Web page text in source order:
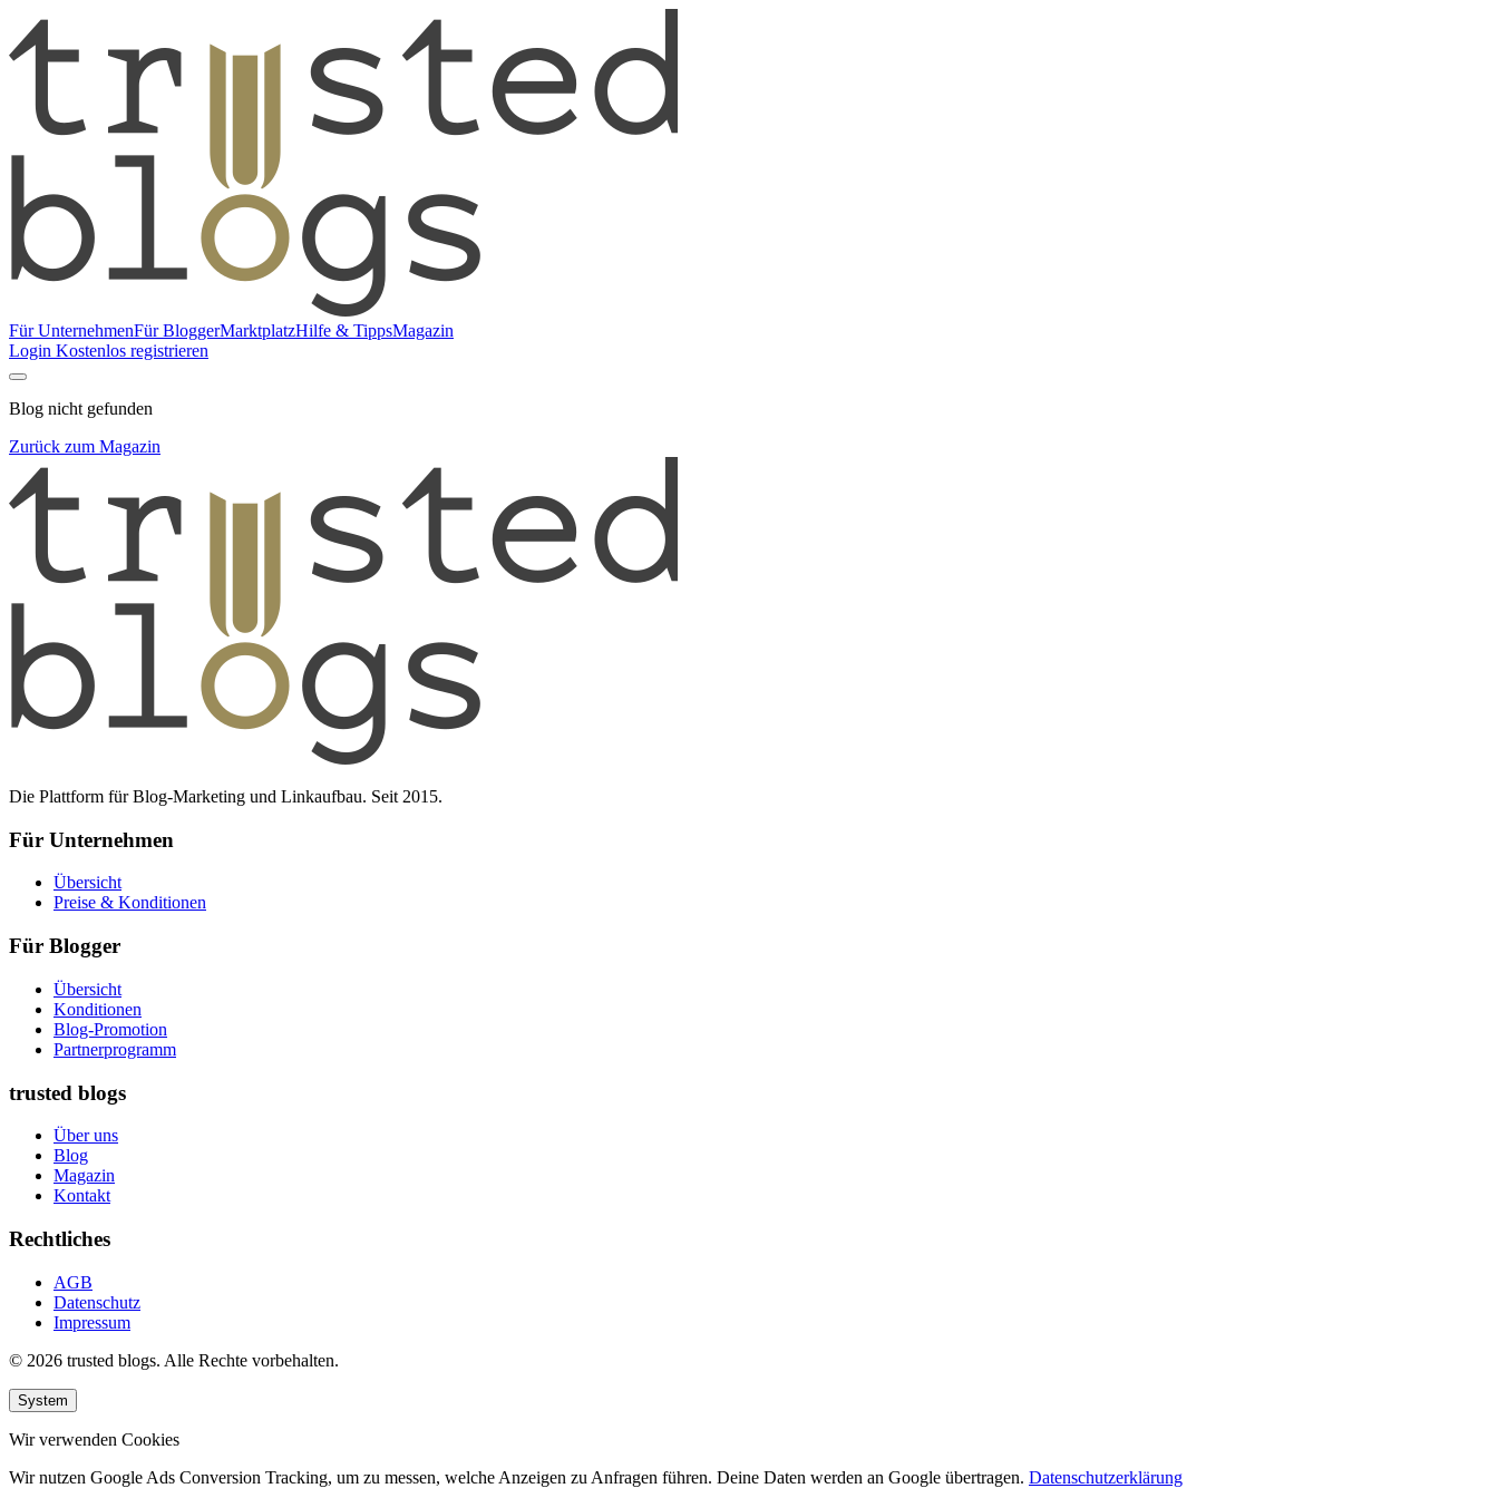
Für UnternehmenFür BloggerMarktplatzHilfe & TippsMagazin
Login Kostenlos registrieren
Blog nicht gefunden
Zurück zum Magazin
Die Plattform für Blog-Marketing und Linkaufbau. Seit 2015.
Für Unternehmen
Übersicht
Preise & Konditionen
Für Blogger
Übersicht
Konditionen
Blog-Promotion
Partnerprogramm
trusted blogs
Über uns
Blog
Magazin
Kontakt
Rechtliches
AGB
Datenschutz
Impressum
© 2026 trusted blogs. Alle Rechte vorbehalten.
System
Wir verwenden Cookies
Wir nutzen Google Ads Conversion Tracking, um zu messen, welche Anzeigen zu Anfragen führen. Deine Daten werden an Google übertragen. Datenschutzerklärung